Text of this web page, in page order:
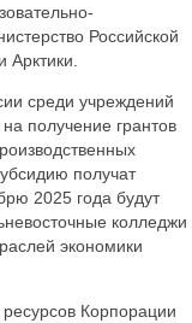
Российской
среди учреждений
получение грантов
получат
2025 года будут
колледжи
экономики
Корпорации